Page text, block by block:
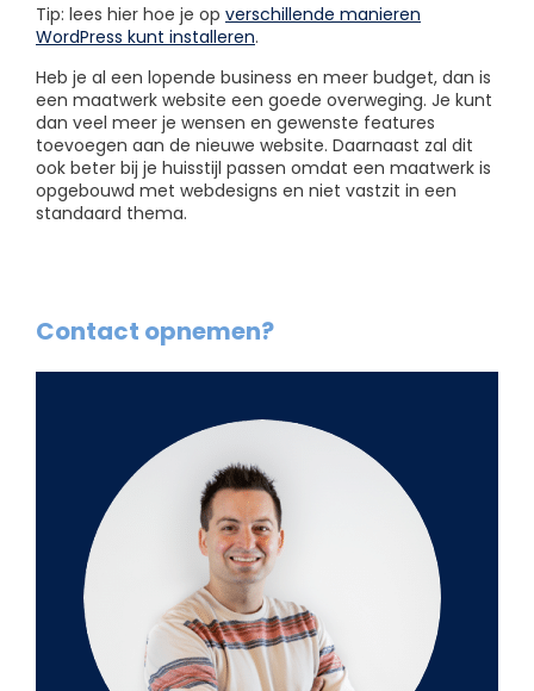
Tip: lees hier hoe je op verschillende manieren
WordPress kunt installeren.
Heb je al een lopende business en meer budget, dan is
een maatwerk website een goede overweging. Je kunt
dan veel meer je wensen en gewenste features
toevoegen aan de nieuwe website. Daarnaast zal dit
ook beter bij je huisstijl passen omdat een maatwerk is
opgebouwd met webdesigns en niet vastzit in een
standaard thema.
Contact opnemen?